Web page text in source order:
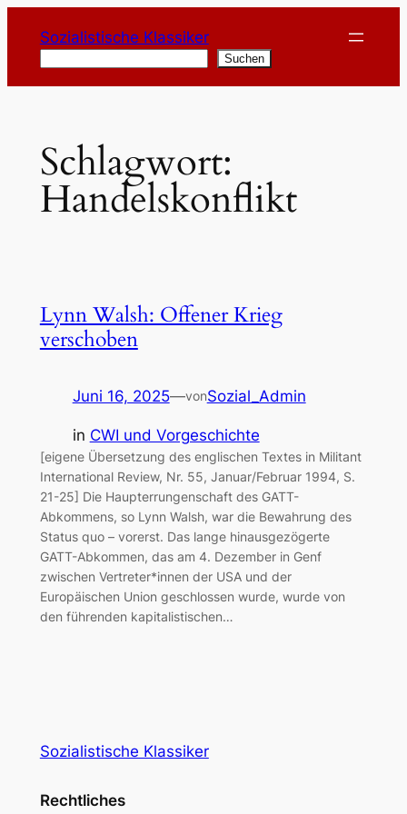
Inhalt
springen
Sozialistische Klassiker
Suchen
Schlagwort:
Handelskonflikt
Lynn Walsh: Offener Krieg
verschoben
Juni 16, 2025—vonSozial_Admin
in CWI und Vorgeschichte
[eigene Übersetzung des englischen Textes in Militant
International Review, Nr. 55, Januar/Februar 1994, S.
21-25] Die Haupterrungenschaft des GATT-
Abkommens, so Lynn Walsh, war die Bewahrung des
Status quo – vorerst. Das lange hinausgezögerte
GATT-Abkommen, das am 4. Dezember in Genf
zwischen Vertreter*innen der USA und der
Europäischen Union geschlossen wurde, wurde von
den führenden kapitalistischen…
Sozialistische Klassiker
Rechtliches